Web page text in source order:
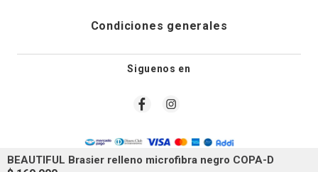
BEAUTIFUL Brasier relleno microfibra negro COPA-D
Cambios, devoluciones y desistimiento
Cuidado de prendas
Tiendas
Newsletter
Condiciones generales
Aviso legal
Condiciones generales de compra
Política de privacidad
Siguenos en